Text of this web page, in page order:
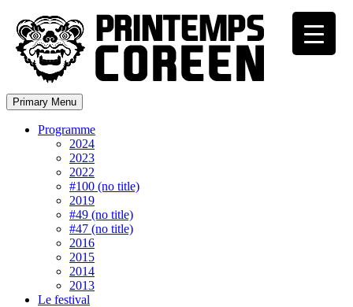
Primary Menu
Programme
2024
2023
2022
#100 (no title)
2019
#49 (no title)
#47 (no title)
2016
2015
2014
2013
Le festival